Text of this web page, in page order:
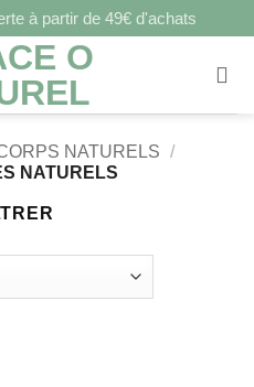
à partir de 49€ d'achats
NATURELS /
NATURELS